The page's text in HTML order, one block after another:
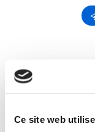
Ce site web
Les